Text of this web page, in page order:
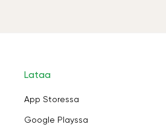
Lataa
App Storessa
Google Playssa